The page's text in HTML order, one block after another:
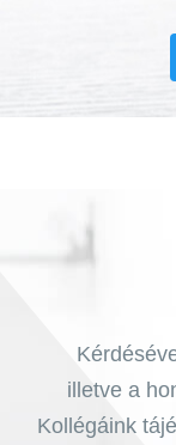
illetve a
Kollégáink